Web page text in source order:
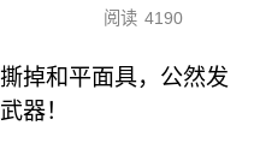
阅读 4190
掉和平面具，公然发
器！